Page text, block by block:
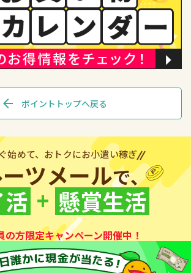
arrow_back ポイントトップへ戻る
始めて、おトクにお小遣い稼ぎ
ツメールで、
+ 懸賞生活
の方限定キャンペーン開催中！